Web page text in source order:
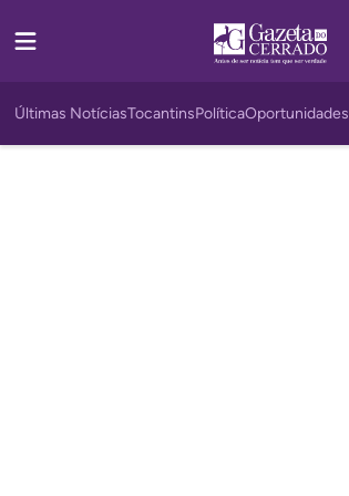
Últimas NotíciasTocantinsPolíticaOportunidades